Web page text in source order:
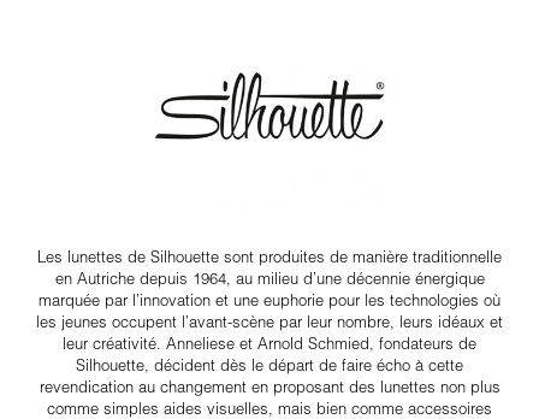
Les lunettes de Silhouette sont produites de manière traditionnelle
en Autriche depuis 1964, au milieu d’une décennie énergique
marquée par l’innovation et une euphorie pour les technologies où
les jeunes occupent l’avant-scène par leur nombre, leurs idéaux et
leur créativité. Anneliese et Arnold Schmied, fondateurs de
Silhouette, décident dès le départ de faire écho à cette
revendication au changement en proposant des lunettes non plus
comme simples aides visuelles, mais bien comme accessoires